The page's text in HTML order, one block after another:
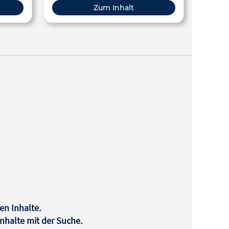
Nulleffekt zuverlässig bestimmen.
Zum Inhalt
Inhalte.
mit der Suche.